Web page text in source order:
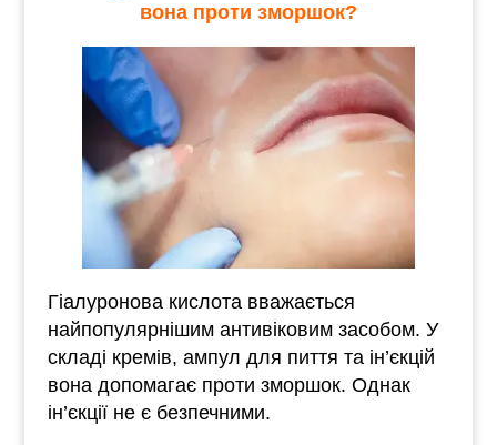
вона проти зморшок?
Гіалуронова кислота вважається
найпопулярнішим антивіковим засобом. У
складі кремів, ампул для пиття та ін’єкцій
вона допомагає проти зморшок. Однак
ін’єкції не є безпечними.